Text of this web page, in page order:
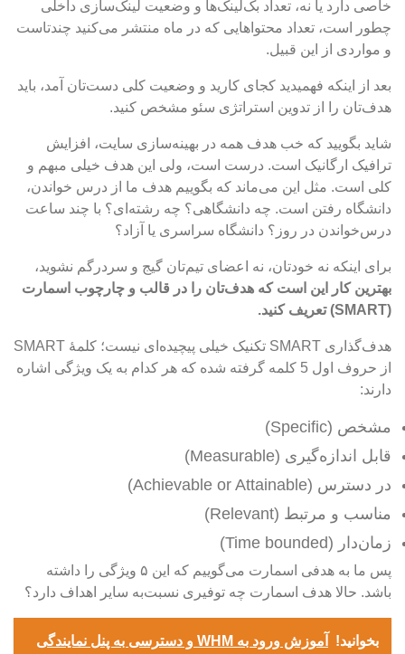
خاصی دارد یا نه، تعداد بک‌لینک‌ها و وضعیت لینک‌سازی داخلی
چطور است، تعداد محتواهایی که در ماه منتشر می‌کنید چندتاست
و مواردی از این قبیل.
بعد از اینکه فهمیدید کجای کارید و وضعیت کلی دست‌تان آمد، باید
هدف‌تان را از تدوین استراتژی سئو مشخص کنید.
شاید بگویید که خب هدف همه در بهینه‌سازی سایت، افزایش
ترافیک ارگانیک است. درست است، ولی این هدف خیلی مبهم و
کلی است. مثل این می‌ماند که بگوییم هدف ما از درس خواندن،
دانشگاه رفتن است. چه دانشگاهی؟ چه رشته‌ای؟ با چند ساعت
درس‌خواندن در روز؟ دانشگاه سراسری یا آزاد؟
برای اینکه نه خودتان، نه اعضای تیم‌تان گیج و سردرگم نشوید،
بهترین کار این است که هدف‌تان را در قالب و چارچوب اسمارت
(SMART) تعریف کنید.
هدف‌گذاری SMART
تکنیک خیلی پیچیده‌ای نیست؛ کلمۀ SMART
از حروف اول 5 کلمه گرفته شده که هر کدام به یک ویژگی اشاره
دارند:
مشخص (Specific)
قابل اندازه‌گیری (Measurable)
در دسترس (Achievable or Attainable)
مناسب و مرتبط (Relevant)
زمان‌دار (Time bounded)
پس ما به هدفی اسمارت می‌گوییم که این ۵ ویژگی‌ را داشته
باشد. حالا هدف اسمارت چه توفیری نسبت‌به سایر اهداف دارد؟
بخوانید!
آموزش ورود به WHM و دسترسی به پنل نمایندگی